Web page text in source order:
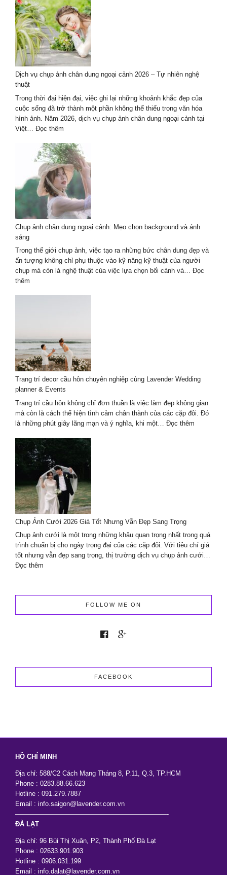
Hà
đẹp
&
uy
Dịch vụ chụp ảnh chân dung ngoại cảnh 2026 – Tự nhiên nghệ
thuật
Trong thời đại hiện đại, việc ghi lại những khoảnh khắc đẹp của
cuộc sống đã trở thành một phần không thể thiếu trong văn hóa
hình ảnh. Năm 2026, dịch vụ chụp ảnh chân dung ngoại cảnh tại
Việt… Đọc thêm
vụ
chụp
ảnh
chân
dung
ngoại
cảnh
2026
–
nhiên
nghệ
thuật
Chụp ảnh chân dung ngoại cảnh: Mẹo chọn background và ánh
sáng
Trong thế giới chụp ảnh, việc tạo ra những bức chân dung đẹp và
ấn tượng không chỉ phụ thuộc vào kỹ năng kỹ thuật của người
chụp mà còn là nghệ thuật của việc lựa chọn bối cảnh và… Đọc
thêm
cảnh:
Mẹo
chọn
background
và
ánh
sáng
Trang trí decor cầu hôn chuyên nghiệp cùng Lavender Wedding
planner & Events
Trang trí cầu hôn không chỉ đơn thuần là việc làm đẹp không gian
mà còn là cách thể hiện tình cảm chân thành của các cặp đôi. Đó
là những phút giây lãng mạn và ý nghĩa, khi một… Đọc thêm
planner
&
Events
Chụp Ảnh Cưới 2026 Giá Tốt Nhưng Vẫn Đẹp Sang Trọng
Chụp ảnh cưới là một trong những khâu quan trọng nhất trong quá
trình chuẩn bị cho ngày trọng đại của các cặp đôi. Với tiêu chí giá
tốt nhưng vẫn đẹp sang trọng, thị trường dịch vụ chụp ảnh cưới…
Đọc thêm
Cưới
Giá
Sang
FOLLOW ME ON
FACEBOOK
HỒ CHÍ MINH
Địa chỉ: 588/C2 Cách Mạng Tháng 8, P.11, Q.3, TP.HCM
Phone : 0283.88.66.623
Hotline : 091.279.7887
Email : info.saigon@lavender.com.vn
———————————————————————-
ĐÀ LẠT
Địa chỉ: 96 Bùi Thị Xuân, P2, Thành Phố Đà Lạt
Phone : 02633.901.903
Hotline : 0906.031.199
Email : info.dalat@lavender.com.vn